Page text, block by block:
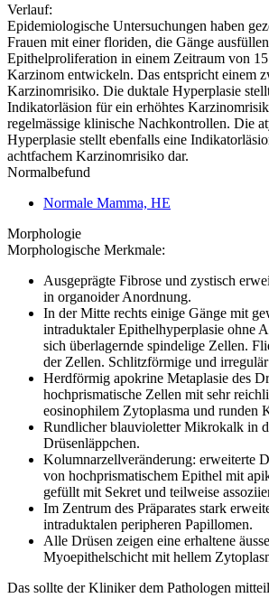
Verlauf:
Epidemiologische Untersuchungen haben
Frauen mit einer floriden, die Gänge
Epithelproliferation in einem Zeitraum von
Karzinom entwickeln. Das entspricht einem
Karzinomrisiko. Die duktale Hyperplasie
Indikatorläsion für ein erhöhtes
regelmässige klinische Nachkontrollen. Die
Hyperplasie stellt ebenfalls eine
achtfachem Karzinomrisiko dar.
Normalbefund
Normale Mamma, HE
Morphologie
Morphologische Merkmale:
Ausgeprägte Fibrose und zystisch
in organoider Anordnung.
In der Mitte rechts einige Gänge mit
intraduktaler Epithelhyperplasie ohne
sich überlagernde spindelige Zellen.
der Zellen. Schlitzförmige und
Herdförmig apokrine Metaplasie des
hochprismatische Zellen mit sehr
eosinophilem Zytoplasma und runden
Rundlicher blauvioletter Mikrokalk in
Drüsenläppchen.
Kolumnarzellveränderung: erweiterte
von hochprismatischem Epithel mit
gefüllt mit Sekret und teilweise
Im Zentrum des Präparates stark
intraduktalen peripheren Papillomen.
Alle Drüsen zeigen eine erhaltene
Myoepithelschicht mit hellem
Das sollte der Kliniker dem Pathologen